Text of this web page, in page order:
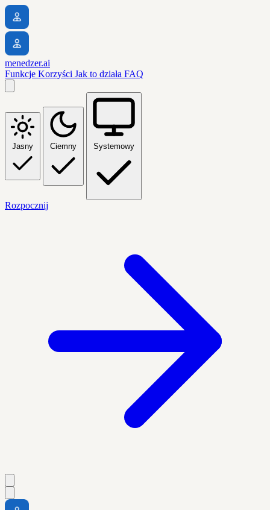
menedzer.ai
Funkcje Korzyści Jak to działa FAQ
Jasny Ciemny Systemowy
Rozpocznij